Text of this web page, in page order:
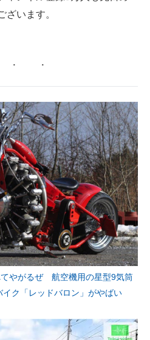
ざいます。
てやがるぜ 航空機用の星型9気筒
ク「レッドバロン」がやばい